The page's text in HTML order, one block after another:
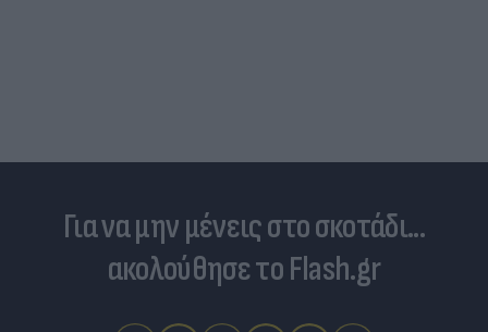
Για να μην μένεις στο σκοτάδι...
ακολούθησε το Flash.gr